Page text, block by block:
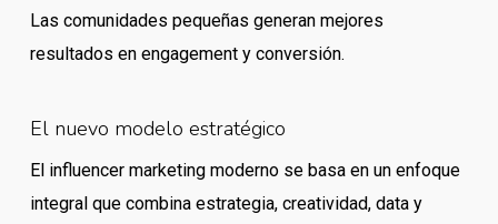
Las comunidades pequeñas generan mejores
resultados en engagement y conversión.
El nuevo modelo estratégico
El influencer marketing moderno se basa en un enfoque
integral que combina estrategia, creatividad, data y